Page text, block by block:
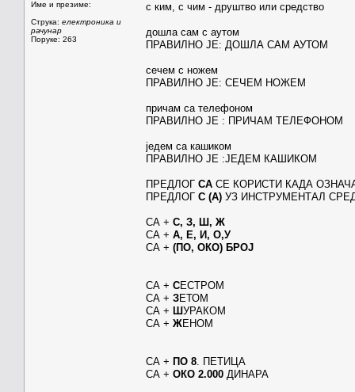
Име и презиме:
Струка: електроника и
рачунар
Поруке: 263
с ким, с чим - друштво или средство
дошла сам с аутом
ПРАВИЛНО ЈЕ: ДОШЛА САМ АУТОМ
сечем с ножем
ПРАВИЛНО ЈЕ: СЕЧЕМ НОЖЕМ
причам са телефоном
ПРАВИЛНО ЈЕ : ПРИЧАМ ТЕЛЕФОНОМ
једем са кашиком
ПРАВИЛНО ЈЕ :ЈЕДЕМ КАШИКОМ
ПРЕДЛОГ СА СЕ КОРИСТИ КАДА
ПРЕДЛОГ С (А) УЗ ИНСТРУМЕНТАЛ
СА + С, З, Ш, Ж
СА + А, Е, И, О,У
СА + (ПО, ОКО) БРОЈ
СА + СЕСТРОМ
СА + ЗЕТОМ
СА + ШУРАКОМ
СА + ЖЕНОМ
СА + ПО 8 . ПЕТИЦА
СА + ОКО 2.000 ДИНАРА